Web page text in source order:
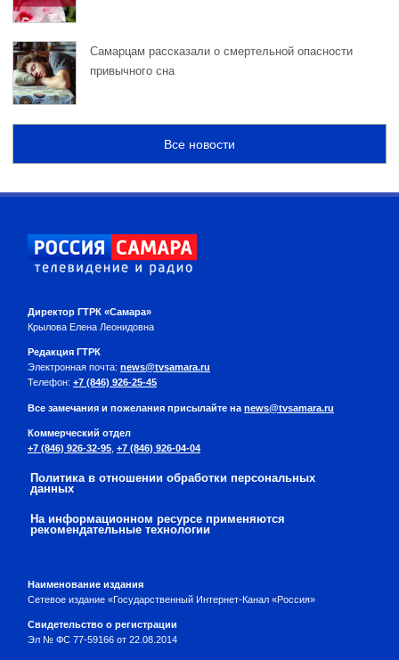
Самарцам рассказали о смертельной опасности
привычного сна
Все новости
Директор ГТРК «Самара»
Крылова Елена Леонидовна
Редакция ГТРК
Электронная почта: news@tvsamara.ru
Телефон: +7 (846) 926-25-45
Все замечания и пожелания присылайте на news@tvsamara.ru
Коммерческий отдел
+7 (846) 926-32-95 +7 (846) 926-04-04
Политика в отношении обработки персональных
данных
На информационном ресурсе применяются
рекомендательные технологии
Наименование издания
Сетевое издание «Государственный Интернет-Канал «Россия»
Свидетельство о регистрации
Эл № ФС 77-59166 от 22.08.2014